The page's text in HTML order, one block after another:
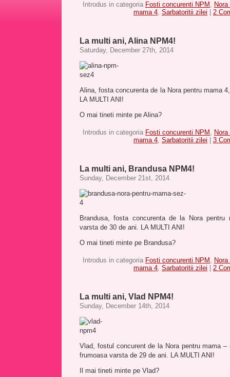
Introdus in categoria Fosti concurenti NPM ,
mama 4, Sarbatoritii zilei 2
La multi ani, Alina NPM4!
Saturday, December 27th, 2014
Alina, fosta concurenta de la Nora pentru mama
LA MULTI ANI!
O mai tineti minte pe Alina?
Introdus in categoria Fosti concurenti NPM ,
mama 4, Sarbatoritii zilei 3
La multi ani, Brandusa NPM4!
Sunday, December 21st, 2014
Brandusa, fosta concurenta de la Nora
varsta de 30 de ani. LA MULTI ANI!
O mai tineti minte pe Brandusa?
Introdus in categoria Fosti concurenti NPM ,
mama 4, Sarbatoritii zilei 2
La multi ani, Vlad NPM4!
Sunday, December 14th, 2014
Vlad, fostul concurent de la Nora pentru mama
frumoasa varsta de 29 de ani. LA MULTI ANI!
Il mai tineti minte pe Vlad?